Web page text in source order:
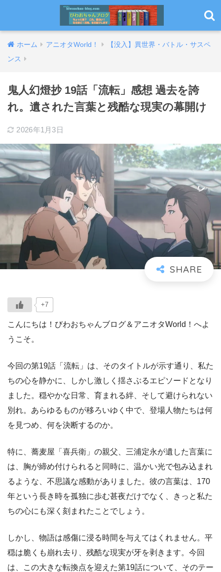
ホーム アニオタWorld！
【没入】異世界・バトル・サスペ
ンス
鬼人幻燈抄 19話「流転」感想 過去を誇
れ。遺された言葉と残酷な現実の幕開け
2026年1月3日
+7
こんにちは！びわおちゃんブログ＆アニオタWorld！へよ
うこそ。
今回の第19話「流転」は、そのタイトルが示す通り、私た
ちの心を静かに、しかし激しく揺さぶるエピソードとなり
ました。穏やかな日常、育まれる絆、そして避けられない
別れ。あらゆるものが移ろいゆく中で、登場人物たちは何
を見つめ、何を決断するのか。
特に、蕎麦屋「喜兵衛」の親父、三浦定永が遺した言葉に
は、胸が締め付けられると同時に、温かい光で包み込まれ
るような、不思議な感動がありました。彼の言葉は、170
年という長き時を孤独に歩む甚夜だけでなく、きっと私た
ちの心にも深く刻まれたことでしょう。
しかし、物語は感傷に浸る時間を与えてはくれません。平
穏は脆くも崩れ去り、残酷な現実が牙を剥きます。今回
は、この大きな転換点を迎えた第19話について、そのテー